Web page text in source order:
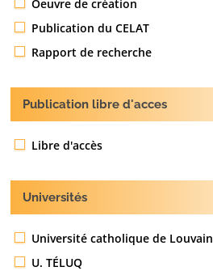
Oeuvre de création
Publication du CELAT
Rapport de recherche
Publication libre d'acces
Libre d'accès
Universités
Université catholique de Louvain
U. TÉLUQ